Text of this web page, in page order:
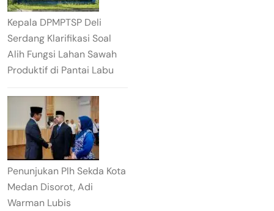
Kepala DPMPTSP Deli
Serdang Klarifikasi Soal
Alih Fungsi Lahan Sawah
Produktif di Pantai Labu
Penunjukan Plh Sekda Kota
Medan Disorot, Adi
Warman Lubis